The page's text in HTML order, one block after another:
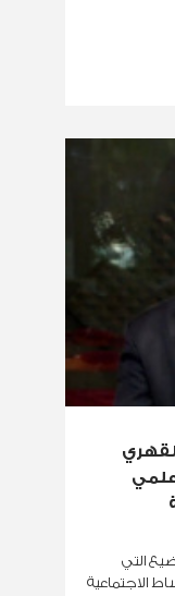
التي
الاجتماعية